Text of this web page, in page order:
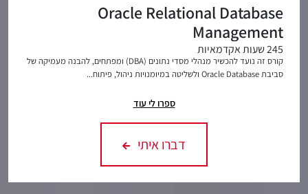
Oracle Relational Database
Management
245 שעות אקדמאיות
קורס זה נועד להכשיר מנהלי מסדי נתונים (DBA) ומפתחים, להבנה מעמיקה של
סביבת Oracle Database ולשליטה במיומנויות ניהול, פיתוח...
ספרו לי עוד
דברו איתי